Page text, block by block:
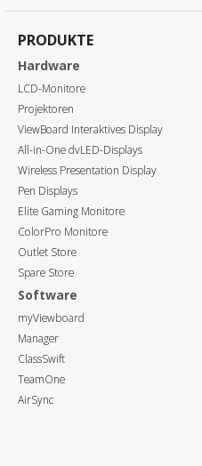
PRODUKTE
Hardware
LCD-Monitore
Projektoren
ViewBoard Interaktives Display
All-in-One dvLED-Displays
Wireless Presentation Display
Pen Displays
Elite Gaming Monitore
ColorPro Monitore
Outlet Store
Spare Store
Software
myViewboard
Manager
ClassSwift
TeamOne
AirSync